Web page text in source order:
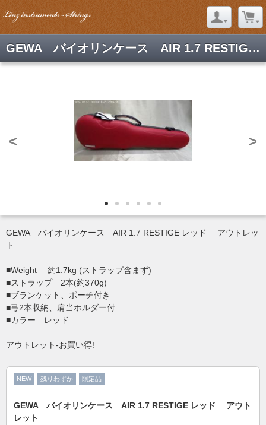
GEWA バイオリンケース AIR 1.7 RESTIGE レッド アウトレット
< >
GEWA バイオリンケース AIR 1.7 RESTIGE レッド アウトレッ
ト
■Weight 約1.7kg (ストラップ含まず)
■ストラップ 2本(約370g)
■ブランケット、ポーチ付き
■弓2本収納、肩当ホルダー付
■カラー レッド
アウトレット-お買い得!
NEW 残りわずか 限定品
GEWA バイオリンケース AIR 1.7 RESTIGE レッド アウト
レット